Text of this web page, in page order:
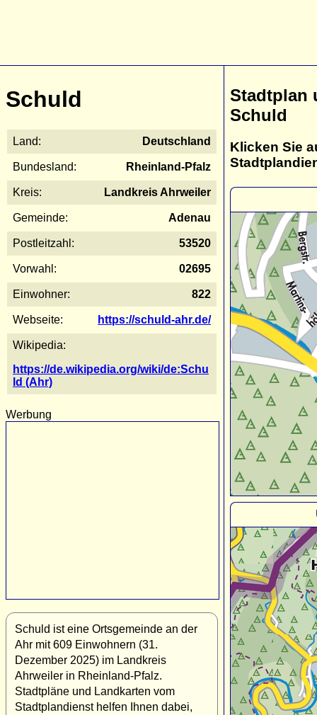
Schuld
Land: Deutschland
Bundesland: Rheinland-Pfalz
Kreis: Landkreis Ahrweiler
Gemeinde: Adenau
Postleitzahl: 53520
Vorwahl: 02695
Einwohner: 822
Webseite: https://schuld-ahr.de/
Wikipedia:
https://de.wikipedia.org/wiki/de:Schu
ld (Ahr)
Werbung
Schuld ist eine Ortsgemeinde an der
Ahr mit 609 Einwohnern (31.
Dezember 2025) im Landkreis
Ahrweiler in Rheinland-Pfalz.
Stadtpläne und Landkarten vom
Stadtplandienst helfen Ihnen dabei,
Stadtplan
Schuld
Klicken Sie